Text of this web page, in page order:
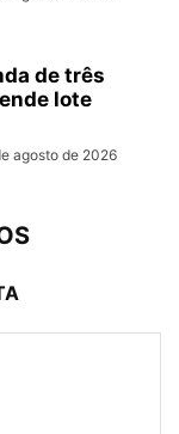
de três
lote
agosto de 2026